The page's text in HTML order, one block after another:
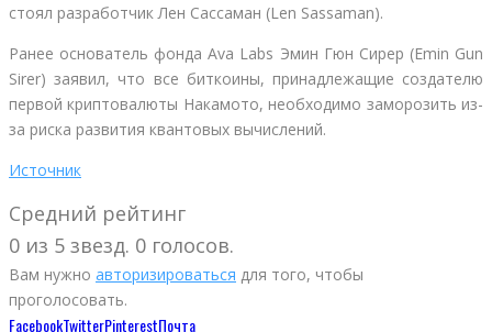
стоял разработчик Лен Сассаман (Len Sassaman).
Ранее основатель фонда Ava Labs Эмин Гюн Сирер (Emin Gun
Sirer) заявил, что все биткоины, принадлежащие создателю
первой криптовалюты Накамото, необходимо заморозить из-
за риска развития квантовых вычислений.
Источник
Средний рейтинг
0 из 5 звезд. 0 голосов.
Вам нужно авторизироваться для того, чтобы
проголосовать.
FacebookTwitterPinterestПочта